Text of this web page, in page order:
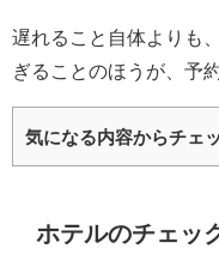
遅れること自体よりも
ぎることのほうが、予
気になる内容からチェ
ホテルのチェッ